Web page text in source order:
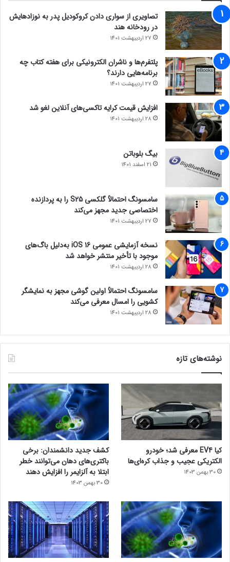
تصاویری از سواری دادن کروکودیل پدر به نوزادهایش
در رودخانه هند
27 اردیبهشت 1401
پلتفرم‌ها و ناشران الکترونیکی برای هفته کتاب چه
برنامه‌هایی دارند؟
27 اردیبهشت 1401
افزایش قیمت کرایه تاکسی‌های آنلاین لغو شد
28 اردیبهشت 1401
بیگ بلوباتن
21 اسفند 1401
سامسونگ احتمالاً گلکسی S25 را به پردازنده
اختصاصی جدید مجهز می‌کند
27 اردیبهشت 1401
نسخه آزمایشی عمومی iOS 16 به‌دلیل باگ‌های
موجود با تأخیر منتشر خواهد شد
28 اردیبهشت 1401
سامسونگ احتمالاً اولین گوشی مجهز به نمایشگر
کشویی را امسال معرفی می‌کند
28 اردیبهشت 1401
نوشته‌های تازه
کیا EV4 معرفی شد؛ خودرو
الکتریکی عجیب و جذاب کره‌ای‌ها
30 بهمن 1403
کشف جدید دانشمندان: برخی
باکتری‌های دهان می‌توانند خطر
ابتلا به آلزایمر را افزایش دهند
30 بهمن 1403